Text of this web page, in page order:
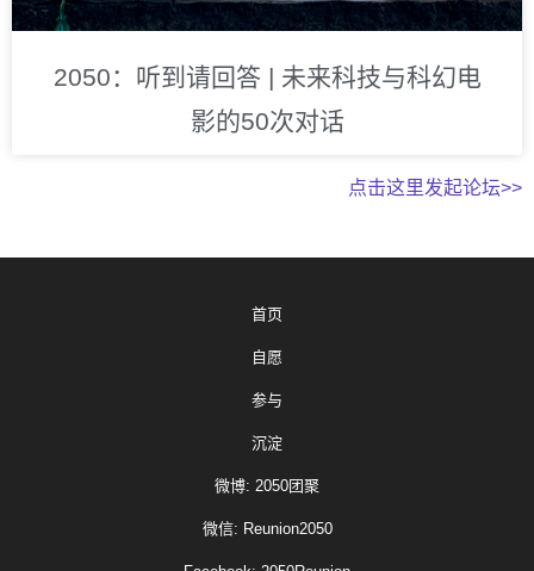
2050：听到请回答 | 未来科技与科幻电
影的50次对话
点击这里发起论坛>>
首页
自愿
参与
沉淀
微博: 2050团聚
微信: Reunion2050